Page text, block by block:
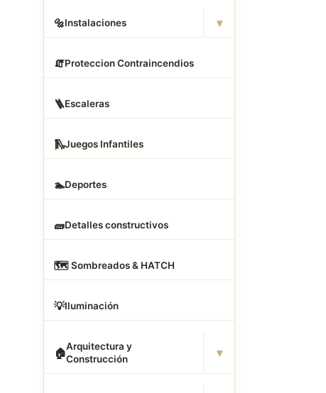
🔩Instalaciones ▾
🧯Proteccion Contraincendios
🪜Escaleras
🛝Juegos Infantiles
🏊Deportes
🧱Detalles constructivos
🗺️ Sombreados & HATCH
💡Iluminación
🏠Arquitectura y
Construcción
▾